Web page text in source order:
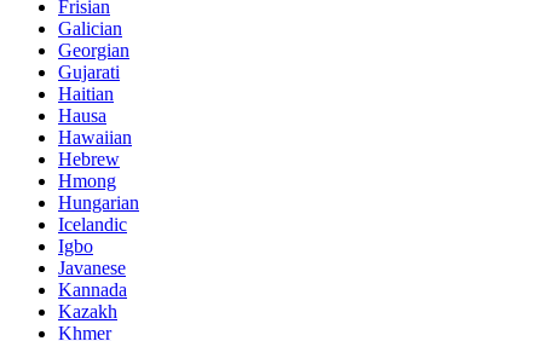
Frisian
Galician
Georgian
Gujarati
Haitian
Hausa
Hawaiian
Hebrew
Hmong
Hungarian
Icelandic
Igbo
Javanese
Kannada
Kazakh
Khmer